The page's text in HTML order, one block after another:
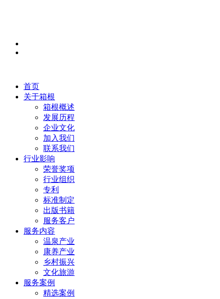
首页
关于箱根
箱根概述
发展历程
企业文化
加入我们
联系我们
行业影响
荣誉奖项
行业组织
专利
标准制定
出版书籍
服务客户
服务内容
温泉产业
康养产业
乡村振兴
文化旅游
服务案例
精选案例